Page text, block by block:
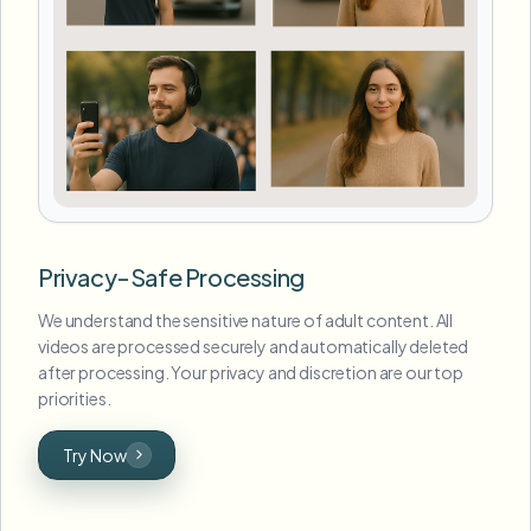
Privacy-Safe Processing
We understand the sensitive nature of adult content. All
videos are processed securely and automatically deleted
after processing. Your privacy and discretion are our top
priorities.
Try Now